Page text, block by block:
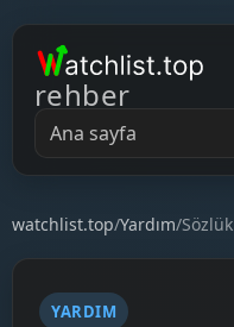
rehber
Ana sayfa
watchlist.top/Yardım/Sözlük
YARDIM